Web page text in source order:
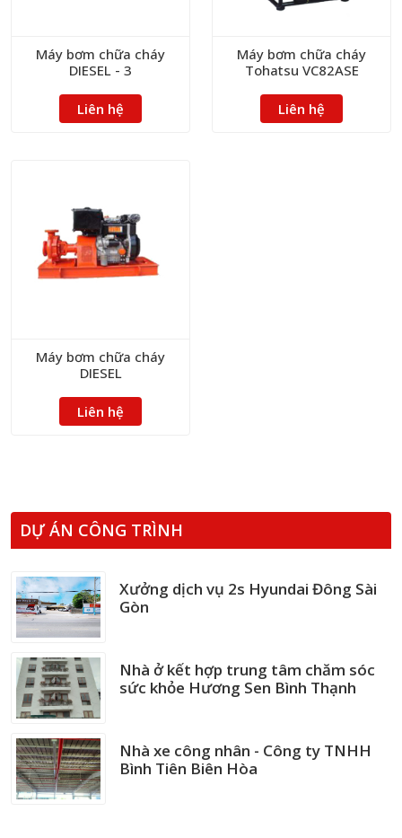
Máy bơm chữa cháy
DIESEL - 3
Liên hệ
Máy bơm chữa cháy
Tohatsu VC82ASE
Liên hệ
Máy bơm chữa cháy
DIESEL
Liên hệ
DỰ ÁN CÔNG TRÌNH
Xưởng dịch vụ 2s Hyundai Đông Sài
Gòn
Nhà ở kết hợp trung tâm chăm sóc
sức khỏe Hương Sen Bình Thạnh
Nhà xe công nhân - Công ty TNHH
Bình Tiên Biên Hòa